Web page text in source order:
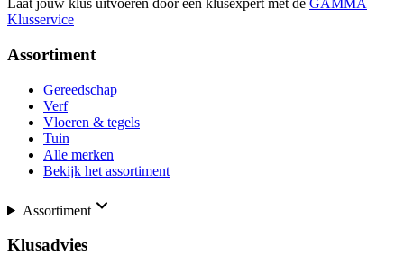
Laat jouw klus uitvoeren door een klusexpert met de GAMMA
Klusservice
Assortiment
Gereedschap
Verf
Vloeren & tegels
Tuin
Alle merken
Bekijk het assortiment
Assortiment
Klusadvies